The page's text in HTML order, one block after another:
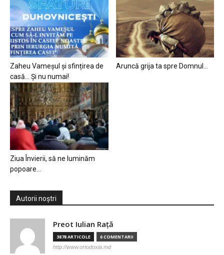
Zaheu Vameșul și sfințirea de
casă… Și nu numai!
Aruncă grija ta spre Domnul…
Ziua Învierii, să ne luminăm
popoare…
Autorii noștri
Preot Iulian Raţă
3878 ARTICOLE 6 COMENTARII
http://www.ortodoxia.md